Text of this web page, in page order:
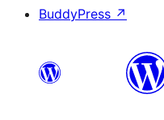
BuddyPress ↗